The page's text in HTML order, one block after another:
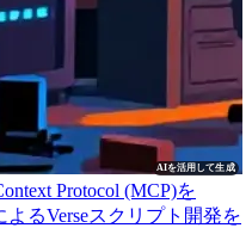
AIを活用して生成
Protocol (MCP)を
るVerseスクリプト開発を